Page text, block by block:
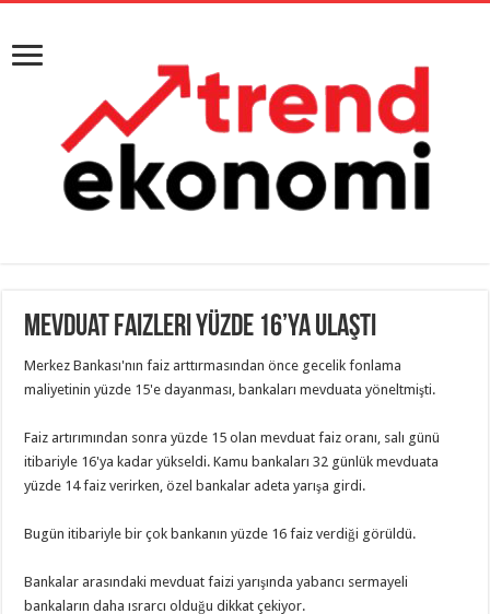
Mevduat Faizleri Yüzde 16’ya Ulaştı
Merkez Bankası'nın faiz arttırmasından önce gecelik fonlama
maliyetinin yüzde 15'e dayanması, bankaları mevduata yöneltmişti.
Faiz artırımından sonra yüzde 15 olan mevduat faiz oranı, salı günü
itibariyle 16'ya kadar yükseldi. Kamu bankaları 32 günlük mevduata
yüzde 14 faiz verirken, özel bankalar adeta yarışa girdi.
Bugün itibariyle bir çok bankanın yüzde 16 faiz verdiği görüldü.
Bankalar arasındaki mevduat faizi yarışında yabancı sermayeli
bankaların daha ısrarcı olduğu dikkat çekiyor.